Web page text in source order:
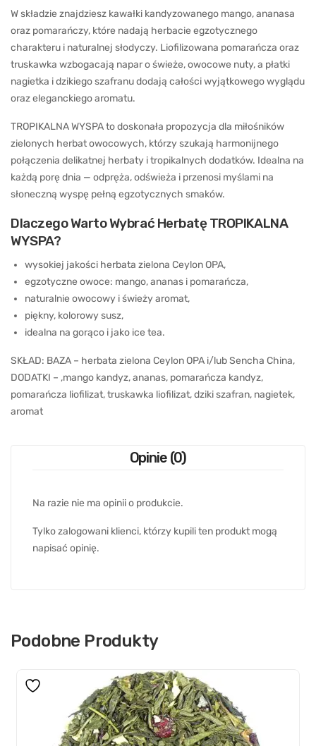
W składzie znajdziesz kawałki kandyzowanego mango, ananasa
oraz pomarańczy, które nadają herbacie egzotycznego
charakteru i naturalnej słodyczy. Liofilizowana pomarańcza oraz
truskawka wzbogacają napar o świeże, owocowe nuty, a płatki
nagietka i dzikiego szafranu dodają całości wyjątkowego wyglądu
oraz eleganckiego aromatu.
TROPIKALNA WYSPA to doskonała propozycja dla miłośników
zielonych herbat owocowych, którzy szukają harmonijnego
połączenia delikatnej herbaty i tropikalnych dodatków. Idealna na
każdą porę dnia — odpręża, odświeża i przenosi myślami na
słoneczną wyspę pełną egzotycznych smaków.
Dlaczego Warto Wybrać Herbatę TROPIKALNA
WYSPA?
wysokiej jakości herbata zielona Ceylon OPA,
egzotyczne owoce: mango, ananas i pomarańcza,
naturalnie owocowy i świeży aromat,
piękny, kolorowy susz,
idealna na gorąco i jako ice tea.
SKŁAD: BAZA – herbata zielona Ceylon OPA i/lub Sencha China,
DODATKI – ,mango kandyz, ananas, pomarańcza kandyz,
pomarańcza liofilizat, truskawka liofilizat, dziki szafran, nagietek,
aromat
Opinie (0)
Na razie nie ma opinii o produkcie.
Tylko zalogowani klienci, którzy kupili ten produkt mogą
napisać opinię.
Podobne Produkty